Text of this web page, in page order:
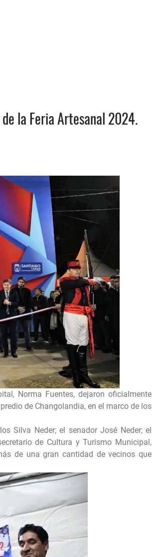
la Feria Artesanal 2024.
Norma Fuentes, dejaron oficialmente
de Changolandia, en el marco de los
Silva Neder; el senador José Neder; el
de Cultura y Turismo Municipal,
de una gran cantidad de vecinos que